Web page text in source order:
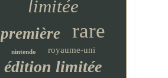
limitée
première rare
nintendo royaume-uni
édition limitée